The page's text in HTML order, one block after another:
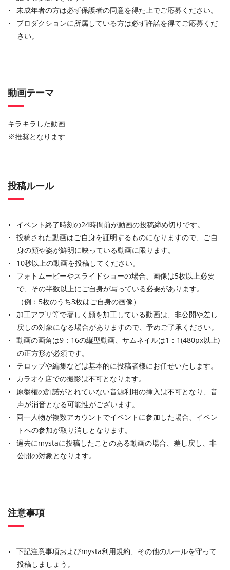
未成年者の方は必ず保護者の同意を得た上でご応募ください。
プロダクションに所属している方は必ず許諾を得てご応募くだ
さい。
動画テーマ
キラキラした動画
※推奨となります
投稿ルール
イベント終了時刻の24時間前が動画の投稿締め切りです。
投稿された動画はご自身を証明するものになりますので、ご自
身の顔や姿が鮮明に映っている動画に限ります。
10秒以上の動画を投稿してください。
フォトムービーやスライドショーの場合、画像は5枚以上必要
で、その半数以上にご自身が写っている必要があります。
（例：5枚のうち3枚はご自身の画像）
加工アプリ等で著しく顔を加工している動画は、非公開や差し
戻しの対象になる場合がありますので、予めご了承ください。
動画の画角は9：16の縦型動画、サムネイルは1：1(480px以上)
の正方形が必須です。
テロップや編集などは基本的に投稿者様にお任せいたします。
カラオケ店での撮影は不可となります。
原盤権の許諾がとれていない音源利用の挿入は不可となり、音
声が消音となる可能性がございます。
同一人物が複数アカウントでイベントに参加した場合、イベン
トへの参加が取り消しとなります。
過去にmystaに投稿したことのある動画の場合、差し戻し、非
公開の対象となります。
注意事項
下記注意事項およびmysta利用規約、その他のルールを守って
投稿しましょう。